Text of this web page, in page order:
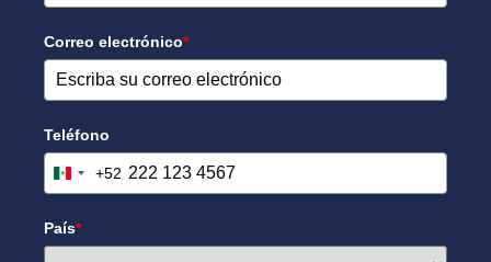
Correo electrónico*
Teléfono
Mexico +52
+52
País*